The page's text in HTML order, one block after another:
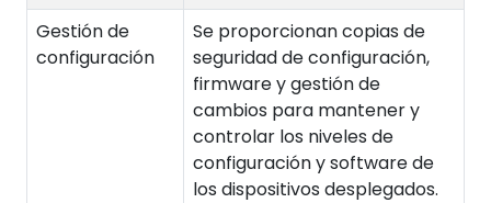
Gestión de
configuración
Se proporcionan copias de
seguridad de configuración,
firmware y gestión de
cambios para mantener y
controlar los niveles de
configuración y software de
los dispositivos desplegados.